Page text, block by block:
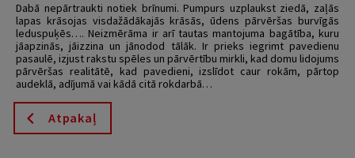
Dabā nepārtraukti notiek brīnumi. Pumpurs uzplaukst ziedā, zaļās
lapas krāsojas visdažādākajās krāsās, ūdens pārvēršas burvīgās
leduspuķēs…. Neizmērāma ir arī tautas mantojuma bagātība, kuru
jāapzinās, jāizzina un jānodod tālāk. Ir prieks iegrimt pavedienu
pasaulē, izjust rakstu spēles un pārvērtību mirkli, kad domu lidojums
pārvēršas realitātē, kad pavedieni, izslīdot caur rokām, pārtop
audeklā, adījumā vai kādā citā rokdarbā…
Atpakaļ